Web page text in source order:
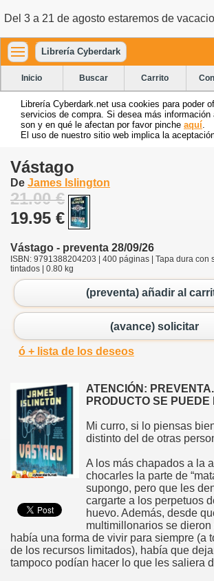
Del 3 a 21 de agosto estaremos de
Librería Cyberdark
Inicio Buscar Carrito
Librería Cyberdark.net usa cookies para poder
servicios de compra. Si desea más información
son y en qué le afectan por favor pinche aquí
El uso de nuestro sitio web implica la
Vástago
De James Islington
21.00 €
19.95 €
Vástago - preventa 28/09/26
ISBN: 9791388204203 | 400 páginas | Tapa dura con
tintados | 0.80 kg
(preventa) añadir al
(avance) solicitar
ó + lista de los deseos
ATENCIÓN:
PRODUCTO SE PUEDE
Mi curro, si lo piensas
distinto del de otras
A los más chapados a la
chocarles la parte de
supongo, pero que les
cargarte a los perpetuos
huevo. Además, desde
multimillonarios se
había una forma de vivir para siempre (a
de los recursos limitados), había que
tampoco podían hacer lo que les saliera